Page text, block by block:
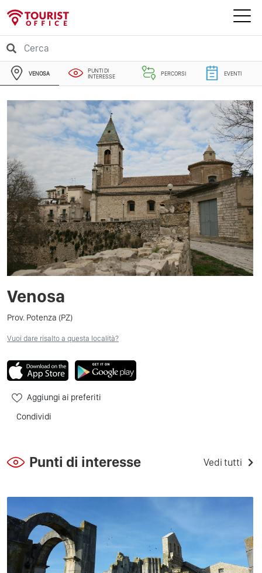
VENOSA
PUNTI DI
INTERESSE
PERCORSI EVENTI
Venosa
Prov. Potenza (PZ)
Vuoi dare risalto a questa località?
Aggiungi ai preferiti
Condividi
Punti di interesse Vedi tutti